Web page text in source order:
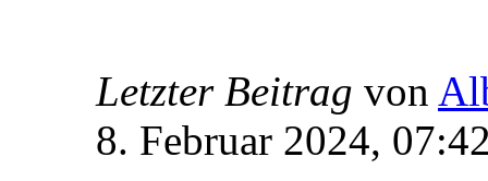
Letzter Beitrag von
8. Februar 2024,